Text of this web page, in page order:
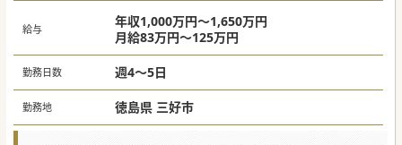
給与
年収1,000万円～1,650万円
月給83万円～125万円
勤務日数 週4～5日
勤務地 徳島県 三好市